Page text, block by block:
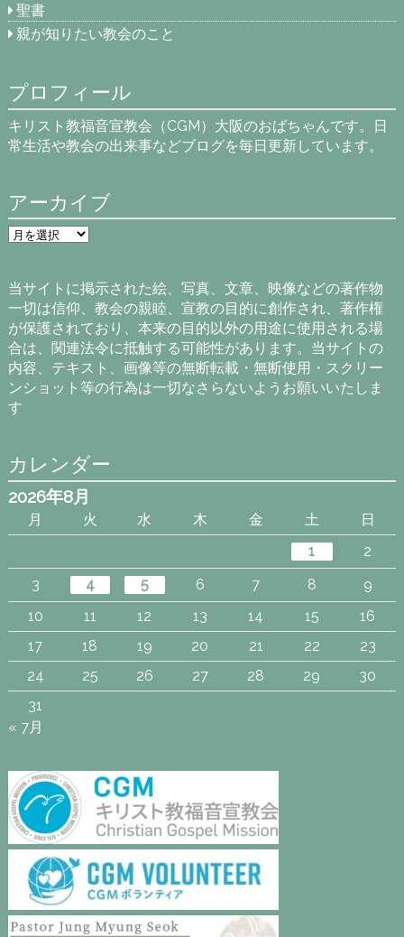
聖書
親が知りたい教会のこと
プロフィール
キリスト教福音宣教会（CGM）大阪のおばちゃんです。日
常生活や教会の出来事などブログを毎日更新しています。
アーカイブ
ア
ー
ブ
当サイトに掲示された絵、写真、文章、映像などの著作物
一切は信仰、教会の親睦、宣教の目的に創作され、著作権
が保護されており、本来の目的以外の用途に使用される場
合は、関連法令に抵触する可能性があります。当サイトの
内容、テキスト、画像等の無断転載・無断使用・スクリー
ンショット等の行為は一切なさらないようお願いいたしま
す
カレンダー
2026年8月
月 火 水 木 金 土
日
1
2
3
4 5 6 7 8
9
10
11 12 13 14 15
16
17
18 19 20 21 22
23
24
25 26 27 28 29
30
31
« 7月